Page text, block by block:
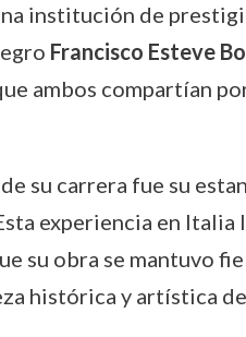
institución de
Francisco Esteve
ambos compartían
su carrera fue su
experiencia en
su obra se mantuvo
histórica y artística